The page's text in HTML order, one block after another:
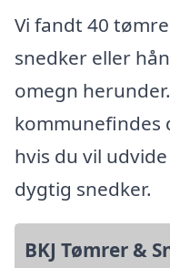
Vi fandt 40
snedker eller
omegn
kommunefindes
hvis du vil
dygtig snedker.
BKJ Tømrer &